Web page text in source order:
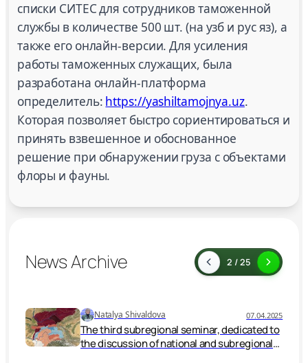
списки СИТЕС для сотрудников таможенной
службы в количестве 500 шт. (на узб и рус яз), а
также его онлайн-версии. Для усиления
работы таможенных служащих, была
разработана онлайн-платформа
определитель: https://yashiltamojnya.uz.
Которая позволяет быстро сориентироваться и
принять взвешенное и обоснованное
решение при обнаружении груза с объектами
флоры и фауны.
News Archive 2 / 25
Natalya Shivaldova 07.04.2025
The third subregional seminar, dedicated to
the discussion of national and subregional